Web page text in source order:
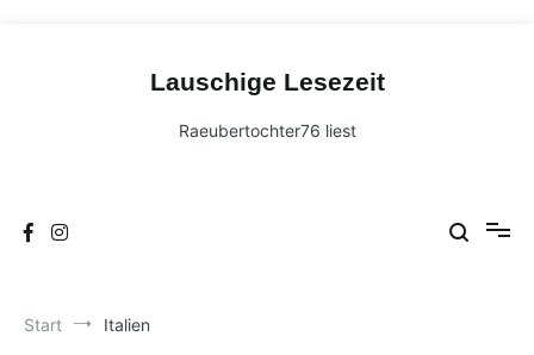
Lauschige Lesezeit
Raeubertochter76 liest
Start Italien